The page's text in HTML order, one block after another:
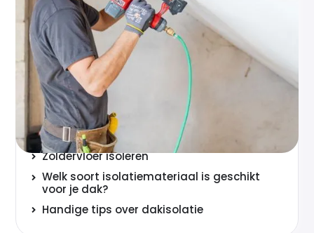
Waarom je dak isoleren?
Hoeveel geld bespaart dakisolatie vanaf de
binnenzijde?
Subsidie op dakisolatie
Kosten binnenzijde dakisolatie schuin dak
Welke huizen hebben al dakisolatie?
Plat dak isoleren
Zoldervloer isoleren
Welk soort isolatiemateriaal is geschikt
voor je dak?
Handige tips over dakisolatie